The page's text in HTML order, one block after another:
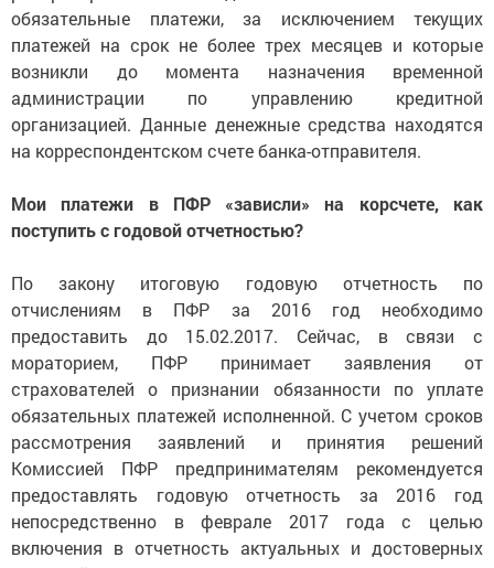
обязательные платежи, за исключением текущих
платежей на срок не более трех месяцев и которые
возникли до момента назначения временной
администрации по управлению кредитной
организацией. Данные денежные средства находятся
на корреспондентском счете банка-отправителя.
Мои платежи в ПФР «зависли» на корсчете, как
поступить с годовой отчетностью?
По закону итоговую годовую отчетность по
отчислениям в ПФР за 2016 год необходимо
предоставить до 15.02.2017. Сейчас, в связи с
мораторием, ПФР принимает заявления от
страхователей о признании обязанности по уплате
обязательных платежей исполненной. С учетом сроков
рассмотрения заявлений и принятия решений
Комиссией ПФР предпринимателям рекомендуется
предоставлять годовую отчетность за 2016 год
непосредственно в феврале 2017 года с целью
включения в отчетность актуальных и достоверных